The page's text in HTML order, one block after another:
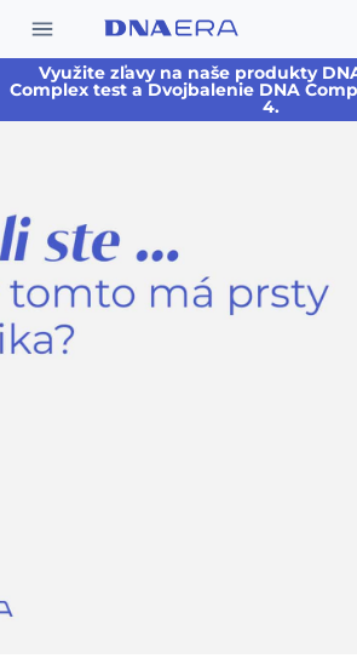
Využite zľavy na naše produkty
Complex test a Dvojbalenie DNA
4.